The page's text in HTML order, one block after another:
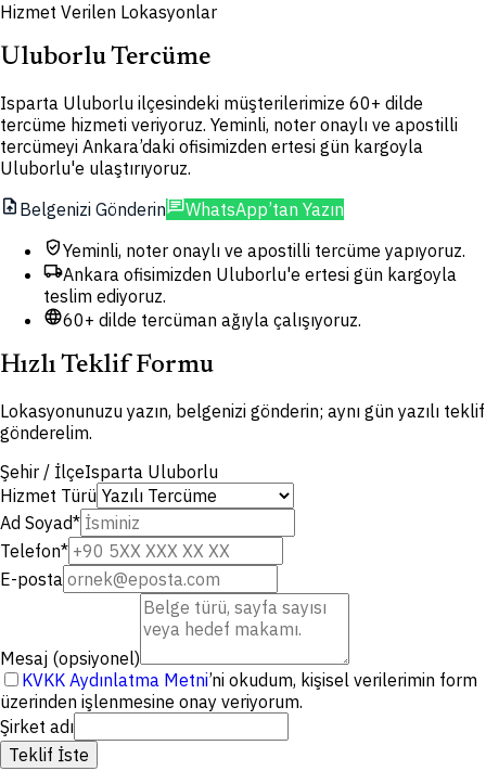
Hizmet Verilen Lokasyonlar
Uluborlu Tercüme
Isparta Uluborlu ilçesindeki müşterilerimize 60+ dilde
tercüme hizmeti veriyoruz. Yeminli, noter onaylı ve apostilli
tercümeyi Ankara’daki ofisimizden ertesi gün kargoyla
Uluborlu'e ulaştırıyoruz.
upload_file Belgenizi GönderinchatWhatsApp’tan Yazın
verified_userYeminli, noter onaylı ve apostilli tercüme yapıyoruz.
local_shippingAnkara ofisimizden Uluborlu'e ertesi gün kargoyla
teslim ediyoruz.
language60+ dilde tercüman ağıyla çalışıyoruz.
Hızlı Teklif Formu
Lokasyonunuzu yazın, belgenizi gönderin; aynı gün yazılı teklif
gönderelim.
Şehir / İlçeIsparta Uluborlu
Hizmet Türü
Ad Soyad*
Telefon*
E-posta
Mesaj (opsiyonel)
KVKK Aydınlatma Metni’ni okudum, kişisel verilerimin form
üzerinden işlenmesine onay veriyorum.
Şirket adı
Teklif İste